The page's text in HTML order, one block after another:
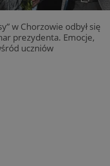
w Chorzowie odbył się
prezydenta. Emocje,
uczniów